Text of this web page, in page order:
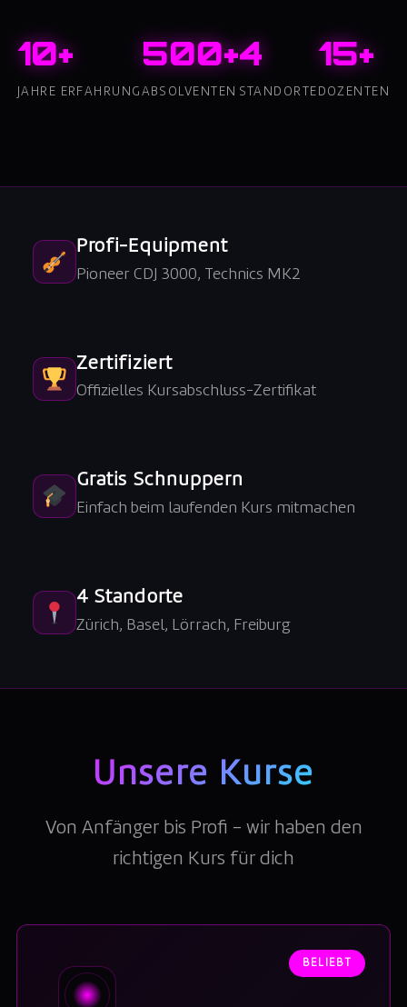
10+
JAHRE ERFAHRUNG
500+
ABSOLVENTEN
4
STANDORTE
15+
DOZENTEN
Profi-Equipment
Pioneer CDJ 3000, Technics MK2
Zertifiziert
Offizielles Kursabschluss-Zertifikat
Gratis Schnuppern
Einfach beim laufenden Kurs mitmachen
4 Standorte
Zürich, Basel, Lörrach, Freiburg
Unsere Kurse
Von Anfänger bis Profi – wir haben den
richtigen Kurs für dich
BELIEBT